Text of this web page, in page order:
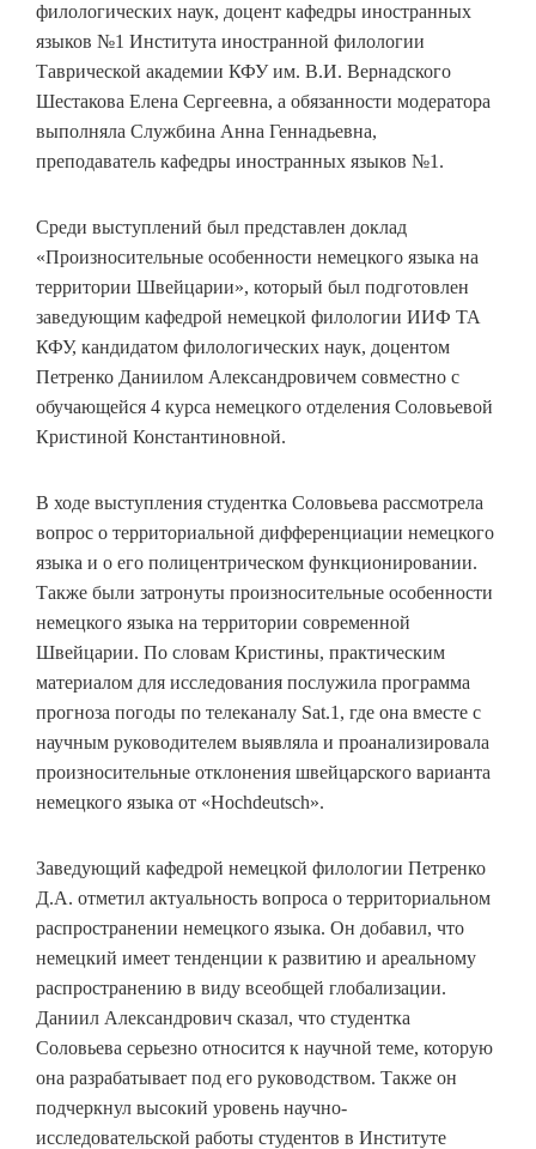
филологических наук, доцент кафедры иностранных
языков №1 Института иностранной филологии
Таврической академии КФУ им. В.И. Вернадского
Шестакова Елена Сергеевна, а обязанности модератора
выполняла Службина Анна Геннадьевна,
преподаватель кафедры иностранных языков №1.
Среди выступлений был представлен доклад
«Произносительные особенности немецкого языка на
территории Швейцарии», который был подготовлен
заведующим кафедрой немецкой филологии ИИФ ТА
КФУ, кандидатом филологических наук, доцентом
Петренко Даниилом Александровичем совместно с
обучающейся 4 курса немецкого отделения Соловьевой
Кристиной Константиновной.
В ходе выступления студентка Соловьева рассмотрела
вопрос о территориальной дифференциации немецкого
языка и о его полицентрическом функционировании.
Также были затронуты произносительные особенности
немецкого языка на территории современной
Швейцарии. По словам Кристины, практическим
материалом для исследования послужила программа
прогноза погоды по телеканалу Sat.1, где она вместе с
научным руководителем выявляла и проанализировала
произносительные отклонения швейцарского варианта
немецкого языка от «Hochdeutsch».
Заведующий кафедрой немецкой филологии Петренко
Д.А. отметил актуальность вопроса о территориальном
распространении немецкого языка. Он добавил, что
немецкий имеет тенденции к развитию и ареальному
распространению в виду всеобщей глобализации.
Даниил Александрович сказал, что студентка
Соловьева серьезно относится к научной теме, которую
она разрабатывает под его руководством. Также он
подчеркнул высокий уровень научно-
исследовательской работы студентов в Институте